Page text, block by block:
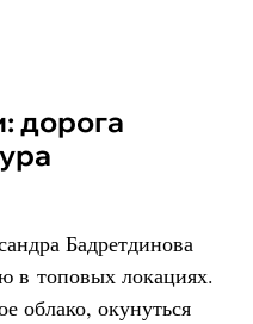
Бадретдинова
в топовых локациях.
облако, окунуться